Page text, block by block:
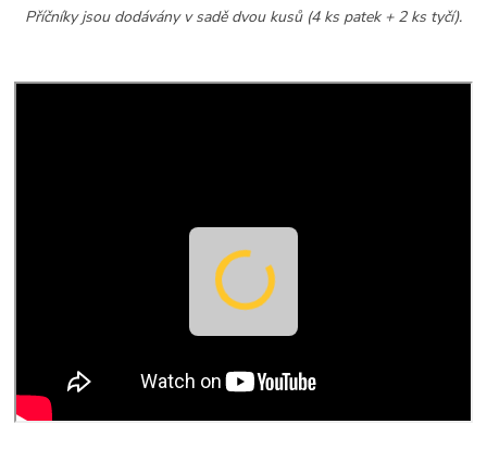
Příčníky jsou dodávány v sadě dvou kusů (4 ks patek + 2 ks tyčí).